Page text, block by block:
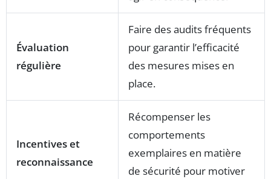
Évaluation
régulière
Faire des audits fréquents
pour garantir l’efficacité
des mesures mises en
place.
Incentives et
reconnaissance
Récompenser les
comportements
exemplaires en matière
de sécurité pour motiver